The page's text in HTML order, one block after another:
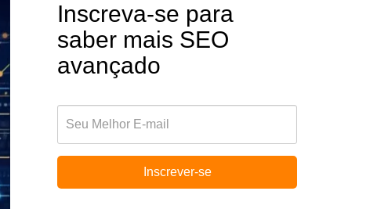
Inscreva-se para
saber mais SEO
avançado
Inscrever-se